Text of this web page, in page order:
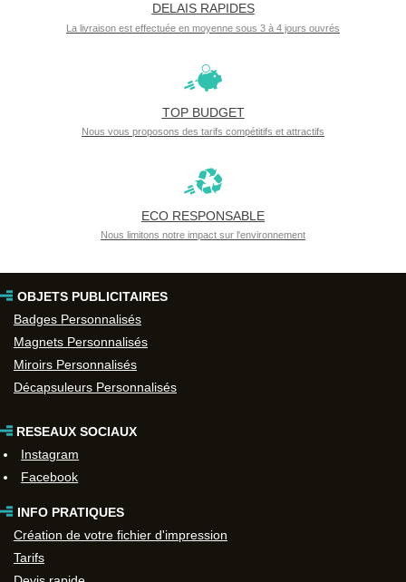
DELAIS RAPIDES
La livraison est effectuée en moyenne sous 3 à 4 jours ouvrés
TOP BUDGET
Nous vous proposons des tarifs compétitifs et attractifs
ECO RESPONSABLE
Nous limitons notre impact sur l'environnement
OBJETS PUBLICITAIRES
Badges Personnalisés
Magnets Personnalisés
Miroirs Personnalisés
Décapsuleurs Personnalisés
RESEAUX SOCIAUX
Instagram
Facebook
INFO PRATIQUES
Création de votre fichier d'impression
Tarifs